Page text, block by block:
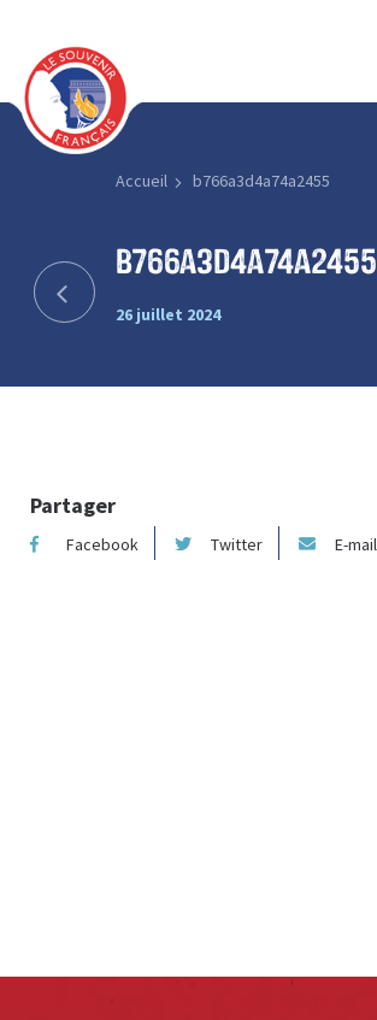
Accueil b766a3d4a74a2455
b766a3d4a74a2455
26 juillet 2024
Partager
Facebook Twitter E-mail